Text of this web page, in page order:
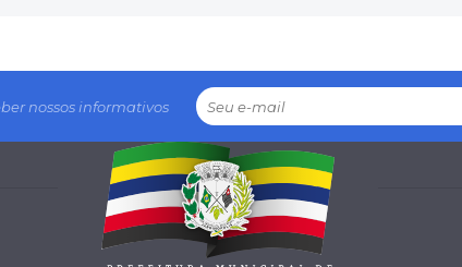
nossos informativos